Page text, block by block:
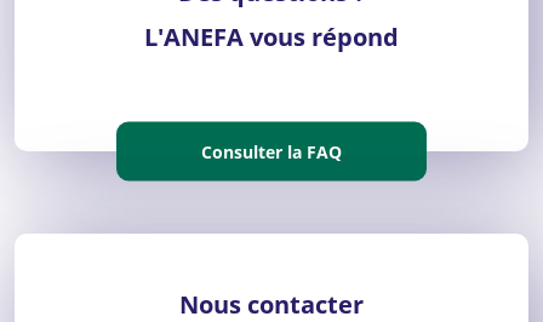
L'ANEFA vous répond
Consulter la FAQ
Nous contacter